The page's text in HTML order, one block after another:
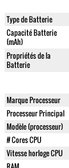
Type de Batterie
Capacité Batterie
(mAh)
Propriétés de la
Batterie
Marque Processeur
Processeur Principal
Modèle (processeur)
# Cores CPU
Vitesse horloge CPU